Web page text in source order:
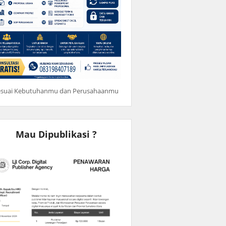
Kebutuhanmu dan Perusahaanmu
Mau Dipublikasi ?